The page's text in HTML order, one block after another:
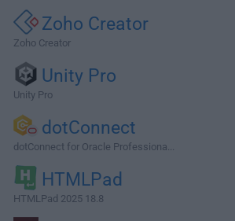
Zoho Creator
Zoho Creator
Unity Pro
Unity Pro
dotConnect
dotConnect for Oracle Professiona...
HTMLPad
HTMLPad 2025 18.8